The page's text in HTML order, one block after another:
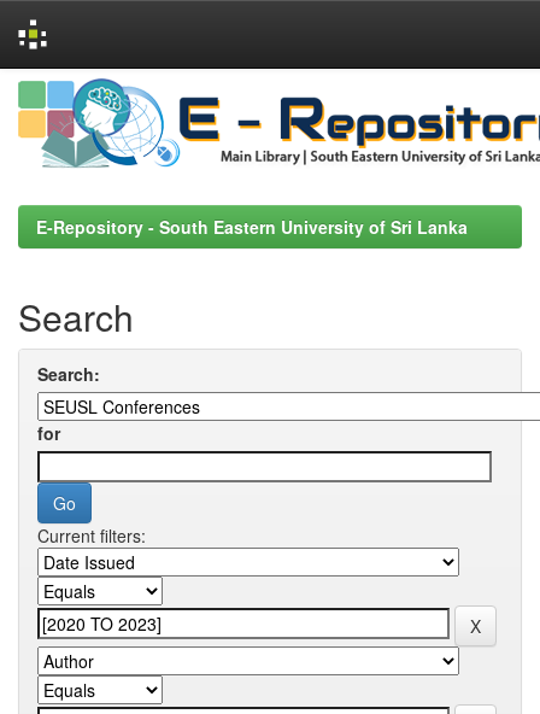
Skip
navigation
E-Repository - South Eastern University of Sri Lanka
Search
Search:
for
Current filters: